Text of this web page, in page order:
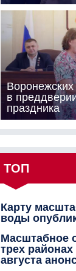
в
праздника
ТОП
Карту
воды
Масштабное
трех
августа